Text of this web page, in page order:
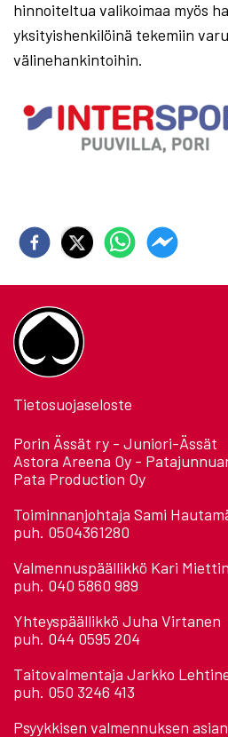
hinnoiteltua valikoimaa myös
yksityishenkilöinä tekemiin
välinehankintoihin.
Tietosuojaseloste
Porin Ässät ry - Juniori-Ässät
Astora Areena Oy -
Pata Production Oy
Toiminnanjohtaja Sami
puh. 0504361280
Valmennuspäällikkö Kari
puh. 040 5860 989
Yhteyspäällikkö Juha Virtanen
puh. 044 0595 204
Taitovalmentaja Jarkko
puh. 050 3246 413
Psyykkisen valmennuksen